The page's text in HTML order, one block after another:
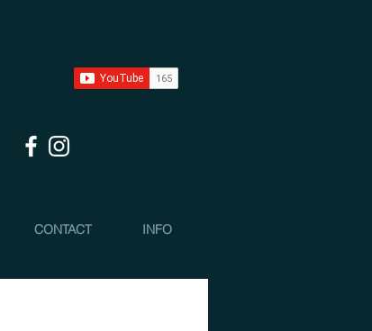
CONTACT INFO